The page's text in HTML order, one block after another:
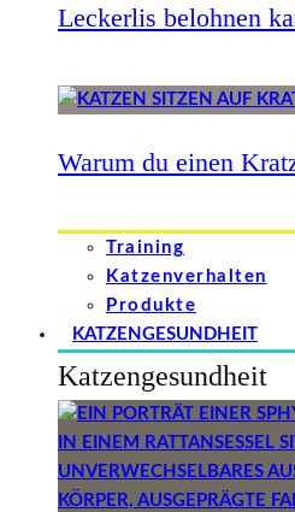
Leckerlis belohnen
Warum du einen
Training
Katzenverhalten
Produkte
KATZENGESUNDHEIT
Katzengesundheit